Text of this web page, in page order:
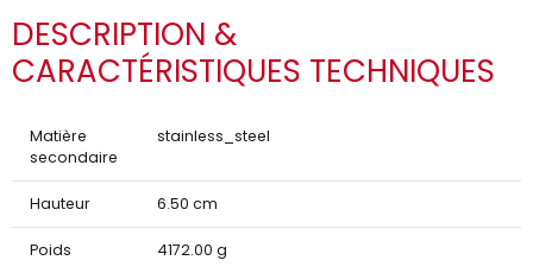
DESCRIPTION &
CARACTÉRISTIQUES TECHNIQUES
Matière
secondaire
stainless_steel
Hauteur 6.50 cm
Poids 4172.00 g